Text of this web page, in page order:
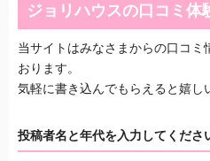
ジョリハウスの口コミ体
当サイトはみなさまからの口コ
おります。
気軽に書き込んでもらえると嬉し
投稿者名と年代を入力してくださ